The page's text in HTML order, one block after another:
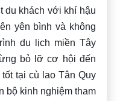
du khách với khí hậu
yên bình và không
du lịch miền Tây
bỏ lỡ cơ hội đến
tại cù lao Tân Quy
bộ kinh nghiệm tham